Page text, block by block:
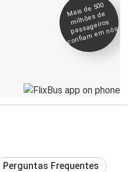
Mais de 500
milhões de
passageiros
confia
m e
m nós
Perguntas Frequentes